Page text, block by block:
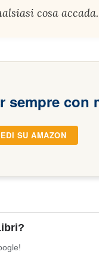
cosa accada.
sempre con
SU AMAZON